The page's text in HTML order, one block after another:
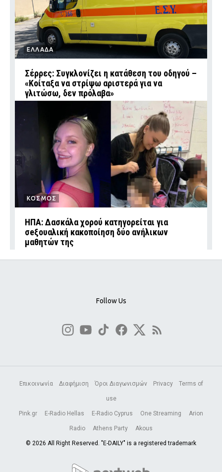
ΕΛΛΑΔΑ
Σέρρες: Συγκλονίζει η κατάθεση του οδηγού –
«Κοίταξα να στρίψω αριστερά για να
γλιτώσω, δεν πρόλαβα»
ΚΟΣΜΟΣ
ΗΠΑ: Δασκάλα χορού κατηγορείται για
σeξουαλική κακοποίηση δύο ανήλικων
μαθητών της
Follow Us
Επικοινωνία Διαφήμιση Όροι Διαγωνισμών Privacy Terms of
use
Pink.gr E-Radio Hellas E-Radio Cyprus One Streaming Arion
Radio Athens Party Akous
© 2026 All Right Reserved. "E-DAILY" is a registered trademark